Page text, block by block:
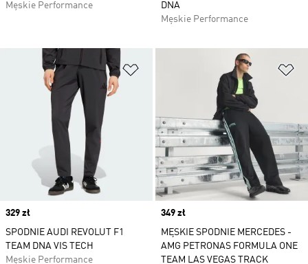
Męskie Performance
DNA
Męskie Performance
Dodaj do listy życzeń
Price
329 zł
SPODNIE AUDI REVOLUT F1
TEAM DNA VIS TECH
Męskie Performance
Price
349 zł
MĘSKIE SPODNIE MERCEDES -
AMG PETRONAS FORMULA ONE
TEAM LAS VEGAS TRACK